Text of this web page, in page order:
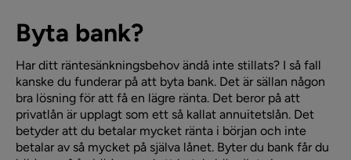
Byta bank?
Har ditt räntesänkningsbehov ändå inte stillats? I så fall
kanske du funderar på att byta bank. Det är sällan någon
bra lösning för att få en lägre ränta. Det beror på att
privatlån är upplagt som ett så kallat annuitetslån. Det
betyder att du betalar mycket ränta i början och inte
betalar av så mycket på själva lånet. Byter du bank får du